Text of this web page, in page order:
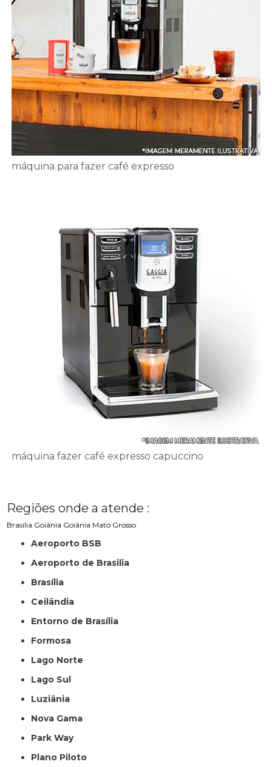
máquina para fazer café expresso
máquina fazer café expresso capuccino
Regiões onde a atende :
Brasília Goiânia Goiânia Mato Grosso
Aeroporto BSB
Aeroporto de Brasilia
Brasília
Ceilândia
Entorno de Brasília
Formosa
Lago Norte
Lago Sul
Luziânia
Nova Gama
Park Way
Plano Piloto